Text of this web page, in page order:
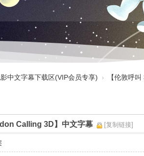
中文字幕下载区(VIP会员专享) › 【伦敦呼
Calling 3D】中文字幕 [复制链接]